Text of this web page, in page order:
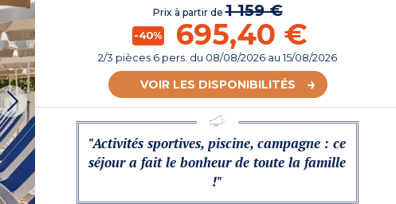
Prix à partir de1 159 €
-40% 695,40 €
2/3 pièces 6 pers. du 08/08/2026 au 15/08/2026
VOIR LES DISPONIBILITÉS
"Activités sportives, piscine, campagne : ce
séjour a fait le bonheur de toute la famille
!"